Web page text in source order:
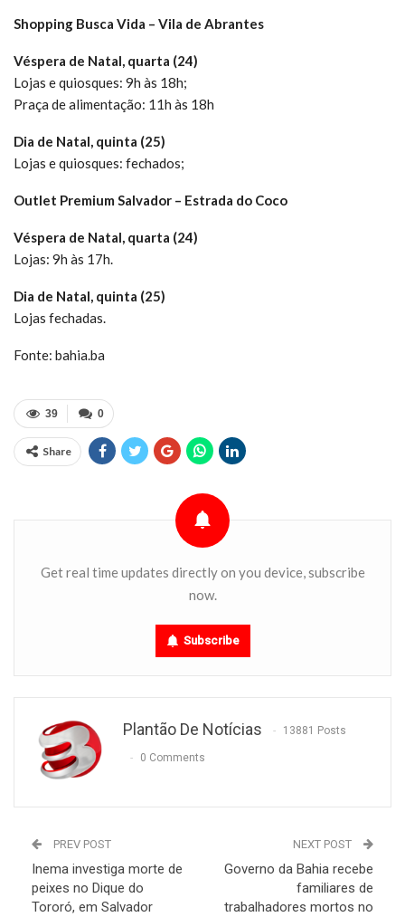
Shopping Busca Vida – Vila de Abrantes
Véspera de Natal, quarta (24)
Lojas e quiosques: 9h às 18h;
Praça de alimentação: 11h às 18h
Dia de Natal, quinta (25)
Lojas e quiosques: fechados;
Outlet Premium Salvador – Estrada do Coco
Véspera de Natal, quarta (24)
Lojas: 9h às 17h.
Dia de Natal, quinta (25)
Lojas fechadas.
Fonte: bahia.ba
0
39
Share
Get real time updates directly on you device, subscribe
now.
Subscribe
Plantão De Notícias 13881 Posts
0 Comments
PREV POST
Inema investiga morte de
peixes no Dique do
Tororó, em Salvador
NEXT POST
Governo da Bahia recebe
familiares de
trabalhadores mortos no